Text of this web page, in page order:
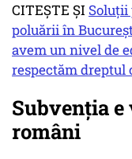
CITEŞTE ŞI Soluții
poluării în
avem un nivel de
respectăm dreptul
Subvenţia
români